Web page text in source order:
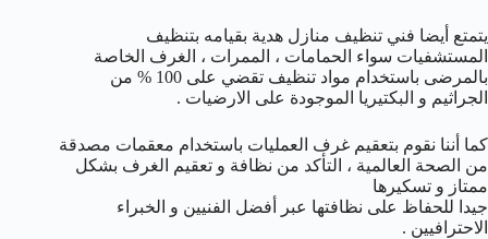
يتمتع أيضا فني تنظيف منازل هدية بقيامه بتنظيف
المستشفيات سواء الحمامات ، الممرات ، الغرف الخاصة
بالمرضى باستخدام مواد تنظيف تقضي على 100 % من
الجراثيم و البكتيريا الموجودة على الارضيات .
كما أننا نقوم بتعقيم غرف العمليات باستخدام معقمات مصدقة
من الصحة العالمية ، التأكد من نظافة و تعقيم الغرف بشكل
ممتاز و تسكيرها
جيدا للحفاظ على نظافتها عبر أفضل الفنيين و الخبراء
الاحترافيين .